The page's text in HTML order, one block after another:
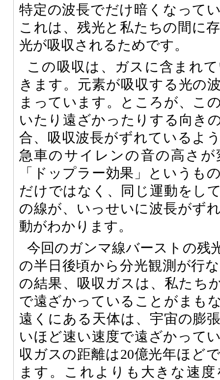
特定の波長でだけ暗くなって
これは、残光と私たちの間に
光が吸収されるためです。
この吸収は、ガスに含まれ
きます。元素が吸収する光の
まっています。ところが、こ
いたり遠ざかったりする向き
合、吸収波長がずれているよ
急車のサイレンの音の高さ
「ドップラー効果」というも
だけではなく、同じ運動をし
の線が、いっせいに波長がず
動がわかります。
今回のガンマ線バーストの残
の半日後頃から分光観測が行
の結果、吸収ガスは、私たち
で遠ざかっていることがまも
遠くにある天体は、宇宙の膨
いほど速い速度で遠ざかって
収ガスの距離は20億光年ほど
ます。これよりも大きな速